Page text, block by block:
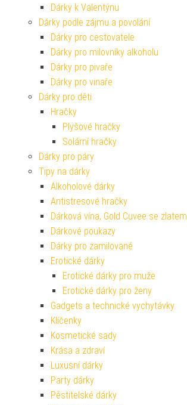
Dárky k Valentýnu
Dárky podle zájmu a povolání
Dárky pro cestovatele
Dárky pro milovníky alkoholu
Dárky pro pivaře
Dárky pro vinaře
Dárky pro děti
Hračky
Plyšové hračky
Solární hračky
Dárky pro páry
Tipy na dárky
Alkoholové dárky
Antistresové hračky
Dárková vína, Gold Cuvee se zlatem
Dárkové poukazy
Dárky pro zamilované
Erotické dárky
Erotické dárky pro muže
Erotické dárky pro ženy
Gadgets a technické vychytávky
Klíčenky
Kosmetické sady
Krása a zdraví
Luxusní dárky
Party dárky
Pěstitelské dárky